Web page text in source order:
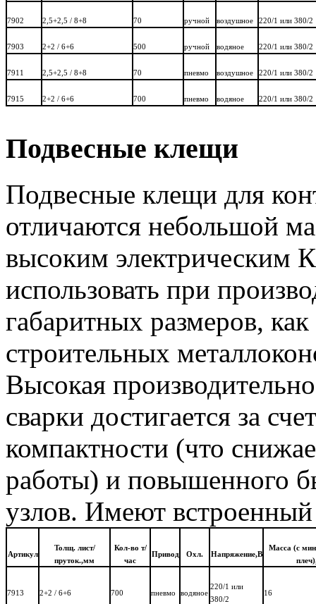
7902 2,5+2,5 / 8+8 70 ручной воздушное 220/1 или 380/2
7903 2+2 / 6+6 500 ручной водяное 220/1 или 380/2
7911 2,5+2,5 / 8+8 70 пневмо воздушное 220/1 или 380/2
7915 2+2 / 6+6 700 пневмо водяное 220/1 или 380/2
Подвесные клещи
Подвесные клещи для
отличаются небольшой
высоким электрическим
использовать при
габаритных размеров,
строительных
Высокая
сварки достигается за
компактности (что
работы) и повышенного
узлов. Имеют
Артикул
Толщ. лист/
пруток.,мм
Кол-во т/
час
Привод Охл. Напряжение,В
Масса (с
7913 2+2 / 6+6 700 пневмо водяное
220/1 или
380/2
16